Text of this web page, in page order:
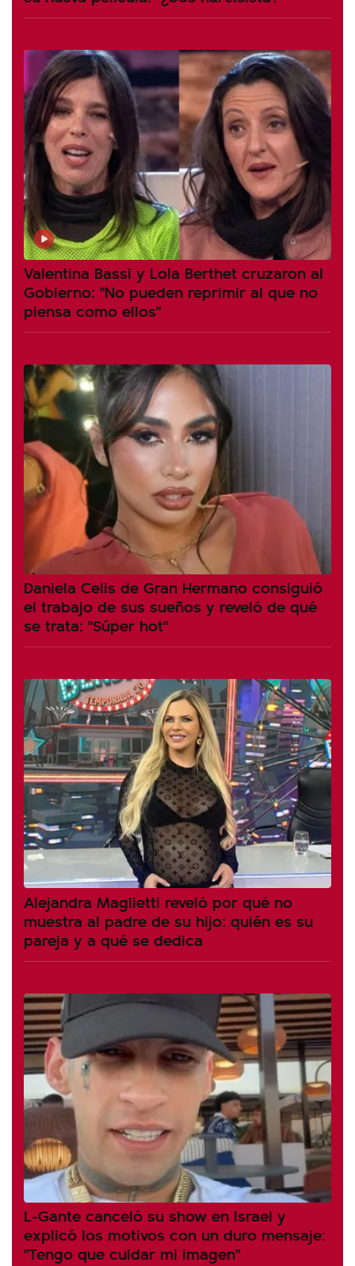
Valentina Bassi y Lola Berthet cruzaron al
Gobierno: "No pueden reprimir al que no
piensa como ellos"
Daniela Celis de Gran Hermano consiguió
el trabajo de sus sueños y reveló de qué
se trata: "Súper hot"
Alejandra Maglietti reveló por qué no
muestra al padre de su hijo: quién es su
pareja y a qué se dedica
L-Gante canceló su show en Israel y
explicó los motivos con un duro mensaje:
"Tengo que cuidar mi imagen"